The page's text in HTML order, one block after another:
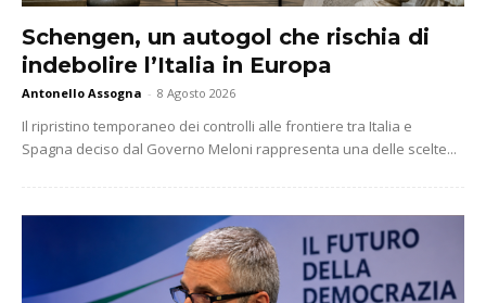
Schengen, un autogol che rischia di
indebolire l’Italia in Europa
Antonello Assogna - 8 Agosto 2026
Il ripristino temporaneo dei controlli alle frontiere tra Italia e
Spagna deciso dal Governo Meloni rappresenta una delle scelte...